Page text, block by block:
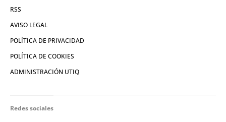
RSS
AVISO LEGAL
POLÍTICA DE PRIVACIDAD
POLÍTICA DE COOKIES
ADMINISTRACIÓN UTIQ
Redes sociales